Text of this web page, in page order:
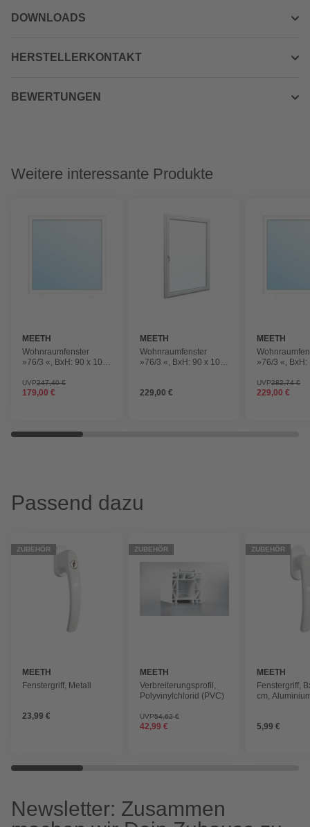
DOWNLOADS
HERSTELLERKONTAKT
BEWERTUNGEN
Weitere interessante Produkte
MEETH
Wohnraumfenster
»76/3 «, BxH: 90 x 100
Kipp
UVP247,40 €
179,00 €
MEETH
Wohnraumfenster
»76/3 «, BxH: 90 x 100
229,00 €
MEETH
»76/3 «, BxH:
Dreh-Kipp
UVP282,74 €
229,00 €
Passend dazu
ZUBEHÖR
MEETH
Fenstergriff, Metall
23,99 €
ZUBEHÖR
MEETH
Verbreiterungsprofil,
Polyvinylchlorid (PVC)
UVP54,62 €
42,99 €
ZUBEHÖR
MEETH
Fenstergriff,
cm,
5,99 €
Newsletter: Zusammen